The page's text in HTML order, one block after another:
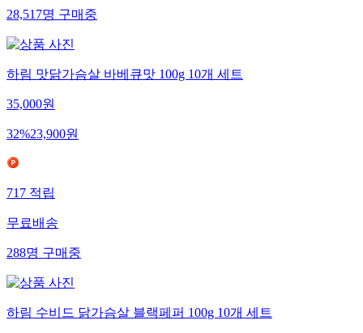
28,517명구매중
하림 맛닭가슴살 바베큐맛 100g 10개 세트
35,000원
32%23,900원
717적립
무료배송
288명구매중
하림 수비드 닭가슴살 블랙페퍼 100g 10개 세트